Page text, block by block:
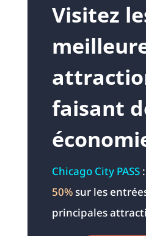
Visitez
faisant
Chicago City PASS:
50%sur les
principales